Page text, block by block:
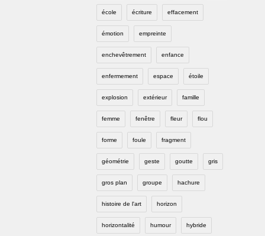
école écriture effacement
émotion empreinte
enchevêtrement enfance
enfermement espace étoile
explosion extérieur famille
femme fenêtre fleur flou
forme foule fragment
géométrie geste goutte gris
gros plan groupe hachure
histoire de l'art horizon
horizontalité humour hybride